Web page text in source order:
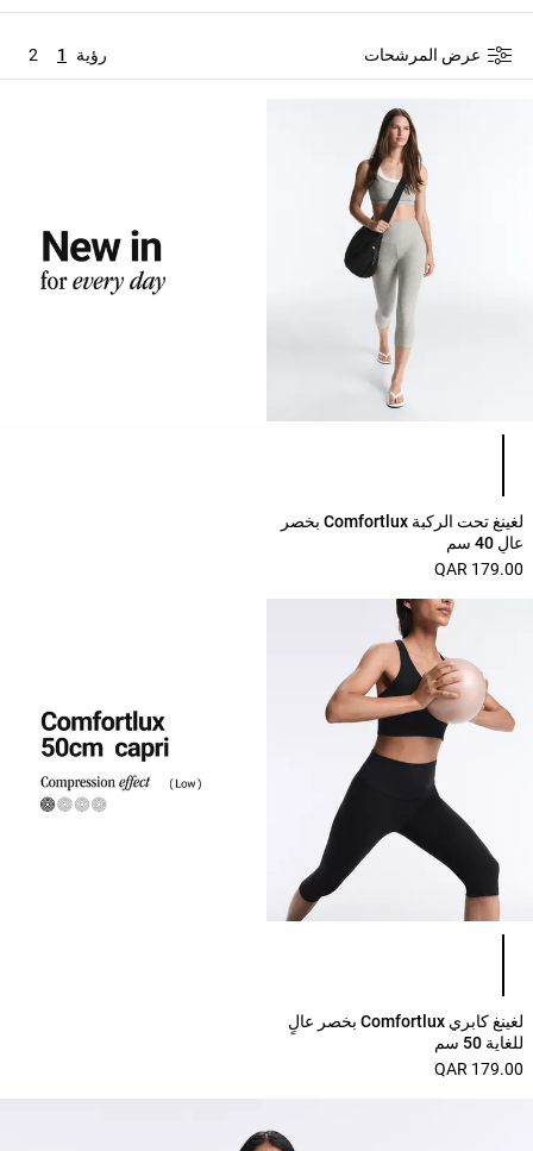
حسب
Oysho
Community
عرض المرشحات رؤية 1
2
لغينغ تحت الركبة Comfortlux بخصر
عالٍ 40 سم
179.00 QAR
لغينغ كابري Comfortlux بخصر عالٍ
للغاية 50 سم
179.00 QAR